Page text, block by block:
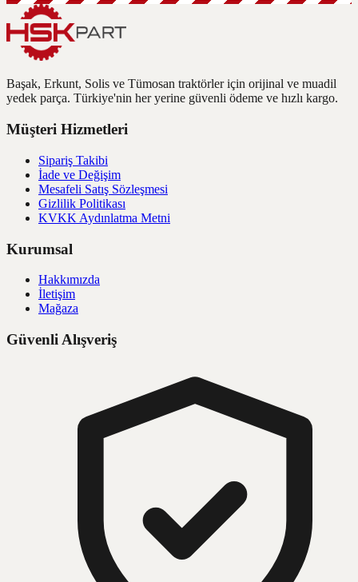
Başak, Erkunt, Solis ve Tümosan traktörler için orijinal ve muadil
yedek parça. Türkiye'nin her yerine güvenli ödeme ve hızlı kargo.
Müşteri Hizmetleri
Sipariş Takibi
İade ve Değişim
Mesafeli Satış Sözleşmesi
Gizlilik Politikası
KVKK Aydınlatma Metni
Kurumsal
Hakkımızda
İletişim
Mağaza
Güvenli Alışveriş